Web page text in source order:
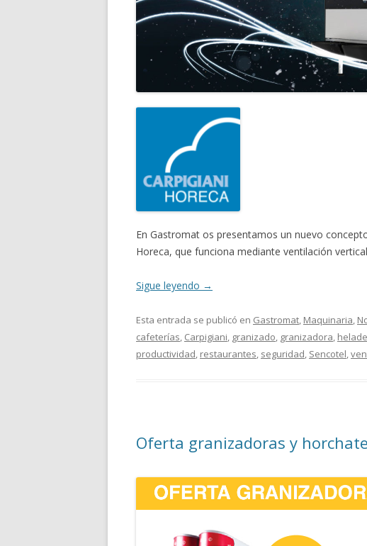
En Gastromat os presentamos un nuevo
Horeca, que funciona mediante ventilación
Sigue leyendo →
Esta entrada se publicó en Gastromat Maquinaria
cafeterías Carpigiani granizado granizadora
productividad restaurantes seguridad Sencotel
Oferta granizadoras y